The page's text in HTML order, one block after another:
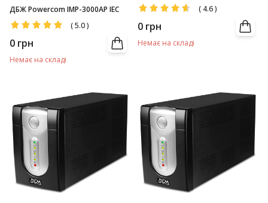
ДБЖ Powercom IMP-3000AP IEC
(5.0)
0 грн
Немає на складі
( 4.6)
0 грн
Немає на складі